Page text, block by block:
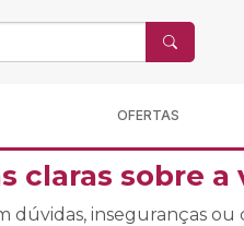
OFERTAS